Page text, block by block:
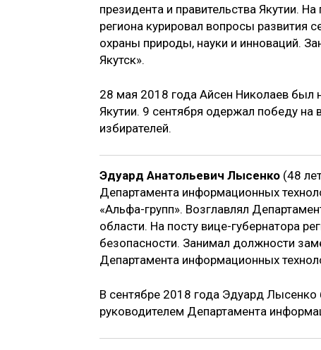
президента и правительства Якутии.
региона курировал вопросы развития
охраны природы, науки и инноваций.
Якутск».
28 мая 2018 года Айсен Николаев был
Якутии. 9 сентября одержал победу на
избирателей.
Эдуард Анатольевич Лысенко (48
Департамента информационных
«Альфа-групп». Возглавлял
области. На посту вице-губернатора
безопасности. Занимал должности
Департамента информационных
В сентябре 2018 года Эдуард
руководителем Департамента